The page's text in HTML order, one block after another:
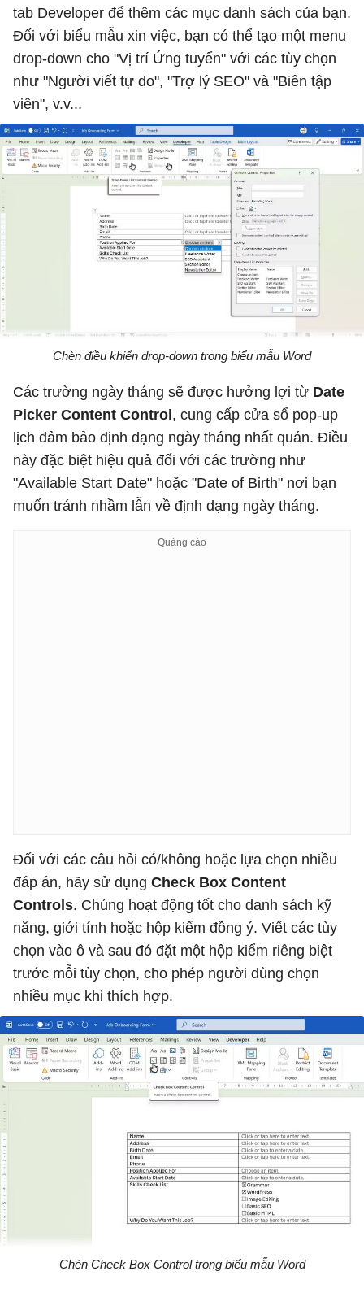
tab Developer để thêm các mục danh sách của bạn.
Đối với biểu mẫu xin việc, bạn có thể tạo một menu
drop-down cho "Vị trí Ứng tuyển" với các tùy chọn
như "Người viết tự do", "Trợ lý SEO" và "Biên tập
viên", v.v...
Chèn điều khiển drop-down trong biểu mẫu Word
Các trường ngày tháng sẽ được hưởng lợi từ Date
Picker Content Control, cung cấp cửa sổ pop-up
lịch đảm bảo định dạng ngày tháng nhất quán. Điều
này đặc biệt hiệu quả đối với các trường như
"Available Start Date" hoặc "Date of Birth" nơi bạn
muốn tránh nhầm lẫn về định dạng ngày tháng.
Đối với các câu hỏi có/không hoặc lựa chọn nhiều
đáp án, hãy sử dụng Check Box Content
Controls. Chúng hoạt động tốt cho danh sách kỹ
năng, giới tính hoặc hộp kiểm đồng ý. Viết các tùy
chọn vào ô và sau đó đặt một hộp kiểm riêng biệt
trước mỗi tùy chọn, cho phép người dùng chọn
nhiều mục khi thích hợp.
Chèn Check Box Control trong biểu mẫu Word